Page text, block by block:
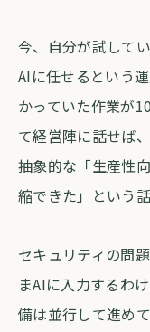
今、自分が試して
AIに任せるという
かっていた作業が
て経営陣に話せば
抽象的な「生産性
縮できた」という
セキュリティの問
まAIに入力するわ
備は並行して進め